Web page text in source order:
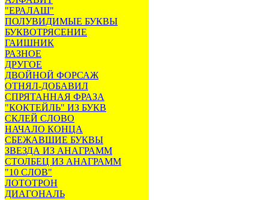
"ЕРАЛАШ"
ПОЛУВИДИМЫЕ БУКВЫ
БУКВОТРЯСЕНИЕ
ГАИШНИК
РАЗНОЕ
ДРУГОЕ
ДВОЙНОЙ ФОРСАЖ
ОТНЯЛ-ДОБАВИЛ
СПРЯТАННАЯ ФРАЗА
"КОКТЕЙЛЬ" ИЗ БУКВ
СКЛЕЙ СЛОВО
НАЧАЛО КОНЦА
СБЕЖАВШИЕ БУКВЫ
ЗВЕЗДА ИЗ АНАГРАММ
СТОЛБЕЦ ИЗ АНАГРАММ
"10 СЛОВ"
ЛОТОТРОН
ДИАГОНАЛЬ